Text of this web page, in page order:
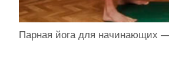
Парная йога для начинающих